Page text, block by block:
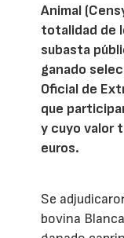
Animal
totalidad de
subasta
ganado
Oficial de
que
y cuyo valor
euros.
Se
bovina